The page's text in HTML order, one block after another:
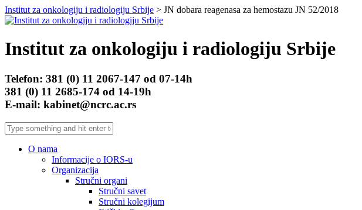
Institut za onkologiju i radiologiju Srbije > JN dobara reagenasa za hemostazu JN 52/2018
Institut za onkologiju i radiologiju Srbije
Telefon: 381 (0) 11 2067-147 od 07-14h
381 (0) 11 2685-174 od 14-19h
E-mail: kabinet@ncrc.ac.rs
O nama
Informacije o IORS-u
Organizacija
Stručni organi
Stručni savet
Stručni kolegijum